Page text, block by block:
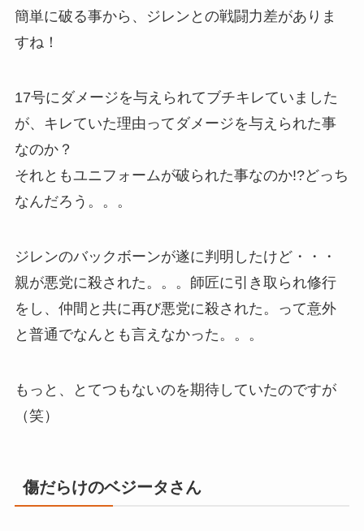
簡単に破る事から、ジレンとの戦闘力差がありま
すね！
17号にダメージを与えられてブチキレていました
が、キレていた理由ってダメージを与えられた事
なのか？
それともユニフォームが破られた事なのか!?どっち
なんだろう。。。
ジレンのバックボーンが遂に判明したけど・・・
親が悪党に殺された。。。師匠に引き取られ修行
をし、仲間と共に再び悪党に殺された。って意外
と普通でなんとも言えなかった。。。
もっと、とてつもないのを期待していたのですが
（笑）
傷だらけのベジータさん